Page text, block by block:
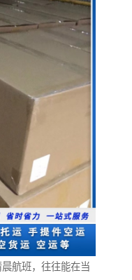
航班，往往能在当